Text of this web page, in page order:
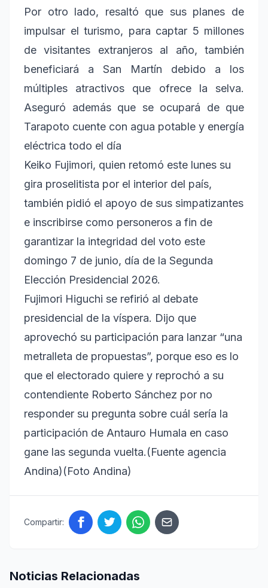
Por otro lado, resaltó que sus planes de
impulsar el turismo, para captar 5 millones
de visitantes extranjeros al año, también
beneficiará a San Martín debido a los
múltiples atractivos que ofrece la selva.
Aseguró además que se ocupará de que
Tarapoto cuente con agua potable y energía
eléctrica todo el día
Keiko Fujimori, quien retomó este lunes su
gira proselitista por el interior del país,
también pidió el apoyo de sus simpatizantes
e inscribirse como personeros a fin de
garantizar la integridad del voto este
domingo 7 de junio, día de la Segunda
Elección Presidencial 2026.
Fujimori Higuchi se refirió al debate
presidencial de la víspera. Dijo que
aprovechó su participación para lanzar “una
metralleta de propuestas”, porque eso es lo
que el electorado quiere y reprochó a su
contendiente Roberto Sánchez por no
responder su pregunta sobre cuál sería la
participación de Antauro Humala en caso
gane las segunda vuelta.(Fuente agencia
Andina)(Foto Andina)
Compartir:
Noticias Relacionadas